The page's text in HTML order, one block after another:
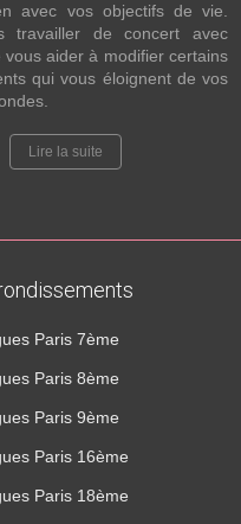
avec vos objectifs de vie.
travailler de concert avec
vous aider à modifier certains
qui vous éloignent de vos
Lire la suite
Paris 7ème
Paris 8ème
Paris 9ème
Paris 16ème
Paris 18ème